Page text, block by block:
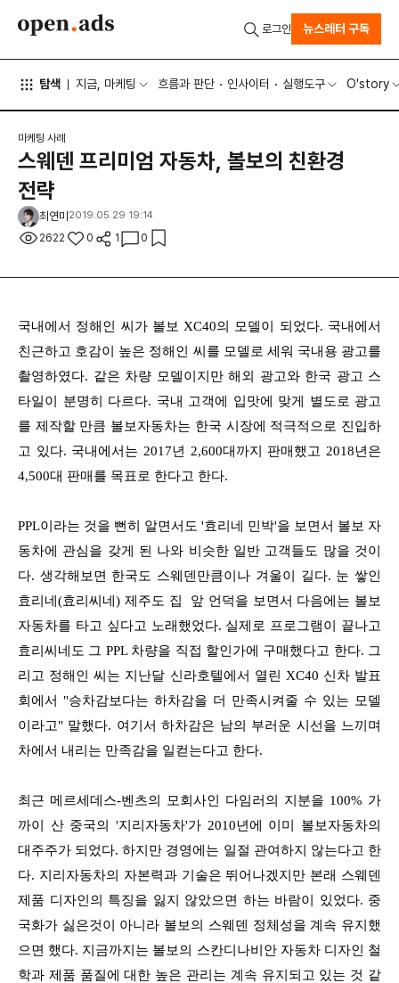
탐색 지금, 마케팅 흐름과 판단 인사이터 실행도구 O'story
로그인 뉴스레터 구독
마케팅 사례
스웨덴 프리미엄 자동차, 볼보의 친환경
전략
최연미 2019.05.29 19:14
2622 0 1 0
국내에서 정해인 씨가 볼보 XC40의 모델이 되었다. 국내에서
친근하고 호감이 높은 정해인 씨를 모델로 세워 국내용 광고를
촬영하였다. 같은 차량 모델이지만 해외 광고와 한국 광고 스
타일이 분명히 다르다. 국내 고객에 입맛에 맞게 별도로 광고
를 제작할 만큼 볼보자동차는 한국 시장에 적극적으로 진입하
고 있다. 국내에서는 2017년 2,600대까지 판매했고 2018년은
4,500대 판매를 목표로 한다고 한다.
PPL이라는 것을 뻔히 알면서도 '효리네 민박'을 보면서 볼보 자
동차에 관심을 갖게 된 나와 비슷한 일반 고객들도 많을 것이
다. 생각해보면 한국도 스웨덴만큼이나 겨울이 길다. 눈 쌓인
효리네(효리씨네) 제주도 집 앞 언덕을 보면서 다음에는 볼보
자동차를 타고 싶다고 노래했었다. 실제로 프로그램이 끝나고
효리씨네도 그 PPL 차량을 직접 할인가에 구매했다고 한다. 그
리고 정해인 씨는 지난달 신라호텔에서 열린 XC40 신차 발표
회에서 "승차감보다는 하차감을 더 만족시켜줄 수 있는 모델
이라고" 말했다. 여기서 하차감은 남의 부러운 시선을 느끼며
차에서 내리는 만족감을 일컫는다고 한다.
최근 메르세데스-벤츠의 모회사인 다임러의 지분을 100% 가
까이 산 중국의 '지리자동차'가 2010년에 이미 볼보자동차의
대주주가 되었다. 하지만 경영에는 일절 관여하지 않는다고 한
다. 지리자동차의 자본력과 기술은 뛰어나겠지만 본래 스웨덴
제품 디자인의 특징을 잃지 않았으면 하는 바람이 있었다. 중
국화가 싫은것이 아니라 볼보의 스웨덴 정체성을 계속 유지했
으면 했다. 지금까지는 볼보의 스칸디나비안 자동차 디자인 철
학과 제품 품질에 대한 높은 관리는 계속 유지되고 있는 것 같